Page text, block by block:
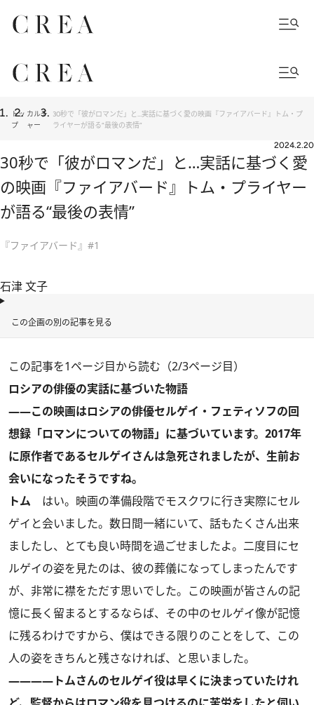
トッ
プ
カルチ
ャー
30秒で「彼がロマンだ」と…実話に基づく愛の映画『ファイアバード』トム・プ
ライヤーが語る“最後の表情”
2024.2.20
30秒で「彼がロマンだ」と…実話に基づく愛
の映画『ファイアバード』トム・プライヤー
が語る“最後の表情”
『ファイアバード』#1
石津 文子
この企画の別の記事を見る
この記事を1ページ目から読む（2/3ページ目）
ロシアの俳優の実話に基づいた物語
――この映画はロシアの俳優セルゲイ・フェティソフの回
想録「ロマンについての物語」に基づいています。2017年
に原作者であるセルゲイさんは急死されましたが、生前お
会いになったそうですね。
トム はい。映画の準備段階でモスクワに行き実際にセル
ゲイと会いました。数日間一緒にいて、話もたくさん出来
ましたし、とても良い時間を過ごせましたよ。二度目にセ
ルゲイの姿を見たのは、彼の葬儀になってしまったんです
が、非常に襟をただす思いでした。この映画が皆さんの記
憶に長く留まるとするならば、その中のセルゲイ像が記憶
に残るわけですから、僕はできる限りのことをして、この
人の姿をきちんと残さなければ、と思いました。
――――トムさんのセルゲイ役は早くに決まっていたけれ